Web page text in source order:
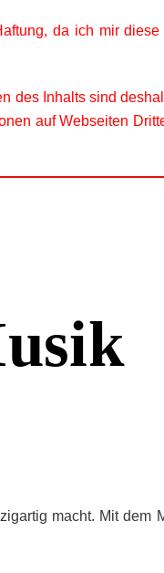
da ich mir
des Inhalts sind
auf Webseiten
macht. Mit dem